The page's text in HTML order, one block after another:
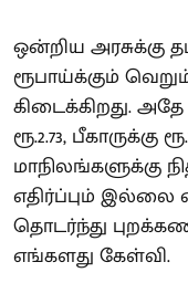
ஒன்றிய அரசுக்கு
ரூபாய்க்கும்
கிடைக்கிறது.
ரூ.2.73, பீகாருக்கு
மாநிலங்களுக்கு
எதிர்ப்பும் இல்லை
தொடர்ந்து
எங்களது கேள்வி.